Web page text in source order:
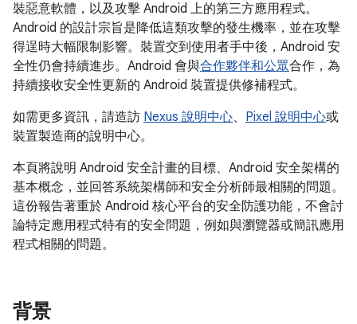
裝惡意軟體，以及攻擊 Android 上的第三方應用程式。
Android 的設計宗旨是降低這類攻擊的發生機率，並在攻擊
得逞時大幅限制影響。裝置交到使用者手中後，Android 安
全性仍會持續進步。Android 會與合作夥伴和公眾合作，為
持續接收安全性更新的 Android 裝置提供修補程式。
如需更多資訊，請造訪 Nexus 說明中心、 Pixel 說明中心或
裝置製造商的說明中心。
本頁將說明 Android 安全計畫的目標、Android 安全架構的
基本概念，並回答系統架構師和安全分析師最相關的問題。
這份報告著重於 Android 核心平台的安全防護功能，不會討
論特定應用程式特有的安全問題，例如與瀏覽器或簡訊應用
程式相關的問題。
背景